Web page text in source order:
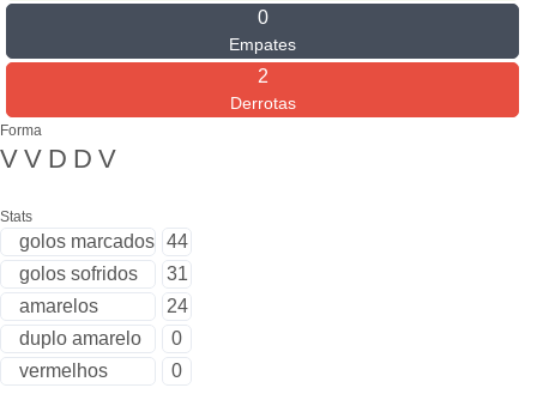
0
Empates
2
Derrotas
Forma
V V D D V
Stats
golos marcados 44
golos sofridos
31
amarelos
24
duplo amarelo
0
vermelhos
0